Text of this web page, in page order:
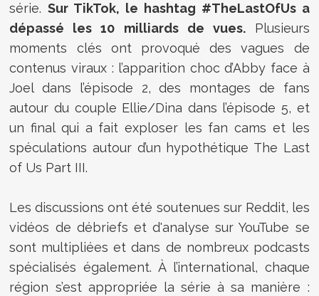
série.Sur TikTok, le hashtag #TheLastOfUs a
dépassé les 10 milliards de vues.Plusieurs
moments clés ont provoqué des vagues de
contenus viraux : l’apparition choc d’Abby face à
Joel dans l’épisode 2, des montages de fans
autour du couple Ellie/Dina dans l’épisode 5, et
un final qui a fait exploser les fan cams et les
spéculations autour d’un hypothétique The Last
of Us Part III.
Les discussions ont été soutenues sur Reddit, les
vidéos de débriefs et d'analyse sur YouTube se
sont multipliées et dans de nombreux podcasts
spécialisés également. À l’international, chaque
région s’est appropriée la série à sa manière :